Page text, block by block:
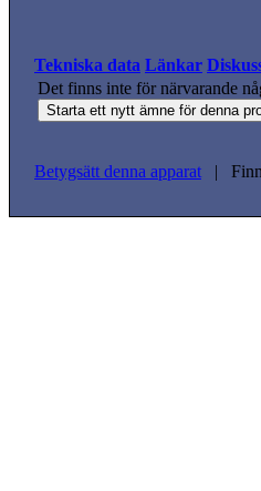
Tekniska data Länkar
Det finns inte för närvarande
Betygsätt denna apparat |